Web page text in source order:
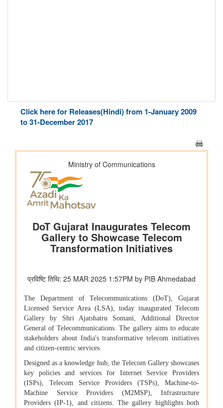
Click here for Releases(Hindi) from 1-January 2009
to 31-December 2017